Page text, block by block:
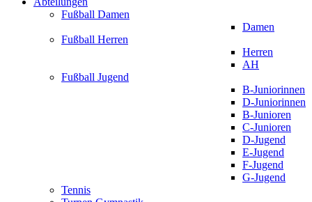
Fußball Damen
Damen
Fußball Herren
Herren
AH
Fußball Jugend
B-Juniorinnen
D-Juniorinnen
B-Junioren
C-Junioren
D-Jugend
E-Jugend
F-Jugend
G-Jugend
Tennis